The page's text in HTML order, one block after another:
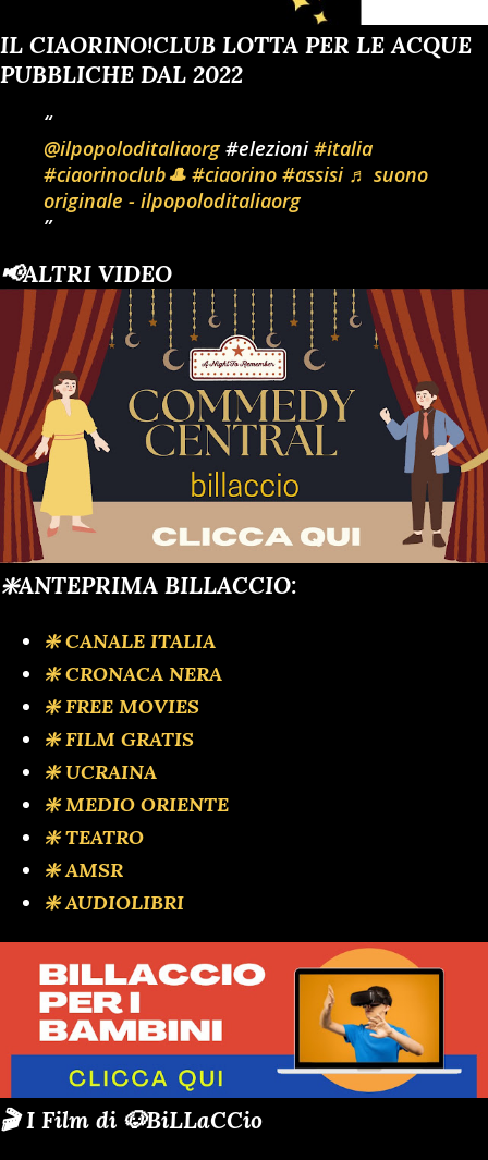
IL CIAORINO!CLUB LOTTA PER LE ACQUE
PUBBLICHE DAL 2022
@ilpopoloditaliaorg #elezioni#italia
#ciaorinoclub🎩 #ciaorino #assisi ♬ suono
originale - ilpopoloditaliaorg
📢ALTRI VIDEO
❇️ANTEPRIMA BILLACCIO:
❇️ CANALE ITALIA
❇️ CRONACA NERA
❇️ FREE MOVIES
❇️ FILM GRATIS
❇️ UCRAINA
❇️ MEDIO ORIENTE
❇️ TEATRO
❇️ AMSR
❇️ AUDIOLIBRI
🎬 I Film di 🐶BiLLaCCio